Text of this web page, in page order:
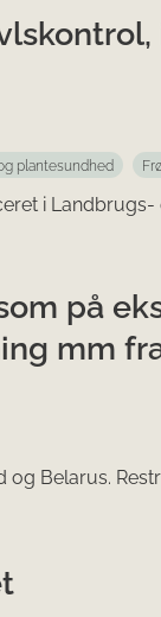
plantesundhed
i Landbrugs-
på
mm
og Belarus.